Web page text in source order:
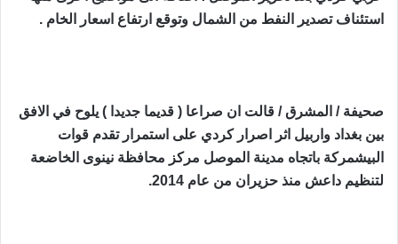
استئناف تصدير النفط من الشمال وتوقع ارتفاع اسعار الخام .
صحيفة / المشرق / قالت ان صراعا ( قديما جديدا ) يلوح في الافق
بين بغداد واربيل اثر اصرار كردي على استمرار تقدم قوات
البيشمركة باتجاه مدينة الموصل مركز محافظة نينوى الخاضعة
لتنظيم داعش منذ حزيران من عام 2014.